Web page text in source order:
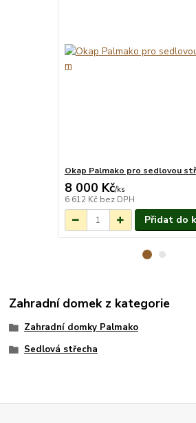
Okap Palmako pro sedlovou
8 000 Kč/ks
6 612 Kč bez DPH
Přidat do
Zahradní domek z kategorie
Zahradní domky Palmako
Sedlová střecha